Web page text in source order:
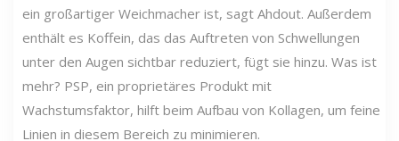
ein großartiger Weichmacher ist, sagt Ahdout. Außerdem
enthält es Koffein, das das Auftreten von Schwellungen
unter den Augen sichtbar reduziert, fügt sie hinzu. Was ist
mehr? PSP, ein proprietäres Produkt mit
Wachstumsfaktor, hilft beim Aufbau von Kollagen, um feine
Linien in diesem Bereich zu minimieren.